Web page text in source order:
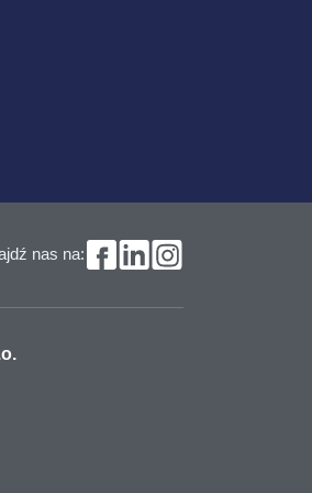
nas na: